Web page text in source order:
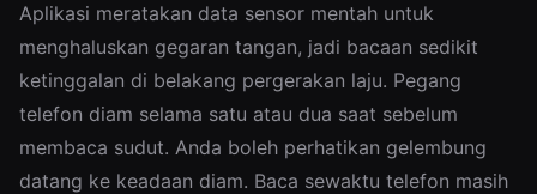
Aplikasi meratakan data sensor mentah untuk
menghaluskan gegaran tangan, jadi bacaan sedikit
ketinggalan di belakang pergerakan laju. Pegang
telefon diam selama satu atau dua saat sebelum
membaca sudut. Anda boleh perhatikan gelembung
datang ke keadaan diam. Baca sewaktu telefon masih